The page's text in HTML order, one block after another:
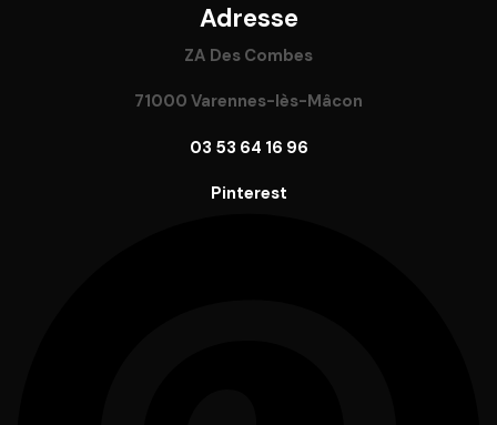
Adresse
ZA Des Combes
71000 Varennes-lès-Mâcon
03 53 64 16 96
Pinterest